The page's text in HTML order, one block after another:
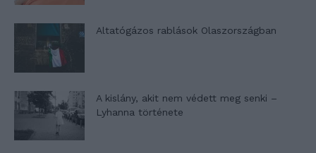
Altatógázos rablások Olaszországban
A kislány, akit nem védett meg senki –
Lyhanna története